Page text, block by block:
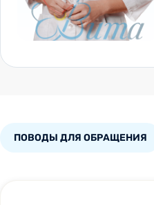
ПОВОДЫ ДЛЯ ОБРАЩЕНИЯ